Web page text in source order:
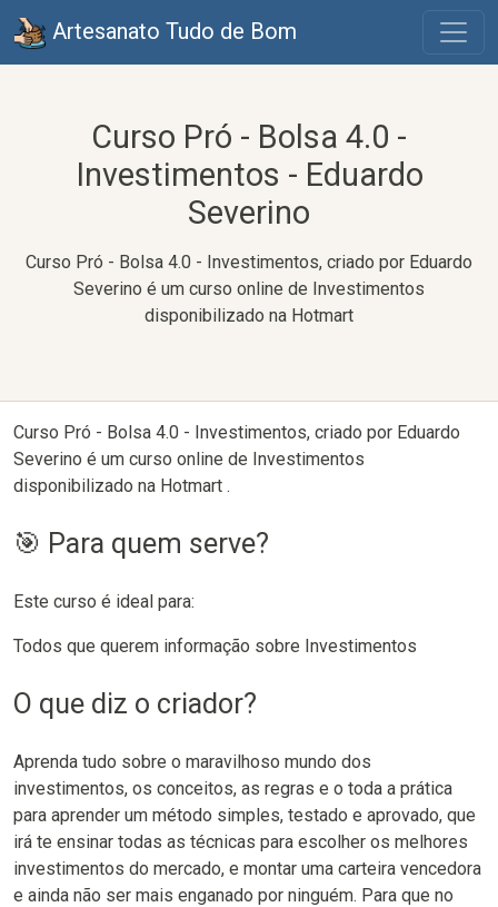
Artesanato Tudo de Bom
Curso Pró - Bolsa 4.0 -
Investimentos - Eduardo
Severino
Curso Pró - Bolsa 4.0 - Investimentos, criado por Eduardo
Severino é um curso online de Investimentos
disponibilizado na Hotmart
Curso Pró - Bolsa 4.0 - Investimentos, criado por Eduardo
Severino é um curso online de Investimentos
disponibilizado na Hotmart .
🎯 Para quem serve?
Este curso é ideal para:
Todos que querem informação sobre Investimentos
O que diz o criador?
Aprenda tudo sobre o maravilhoso mundo dos
investimentos, os conceitos, as regras e o toda a prática
para aprender um método simples, testado e aprovado, que
irá te ensinar todas as técnicas para escolher os melhores
investimentos do mercado, e montar uma carteira vencedora
e ainda não ser mais enganado por ninguém. Para que no